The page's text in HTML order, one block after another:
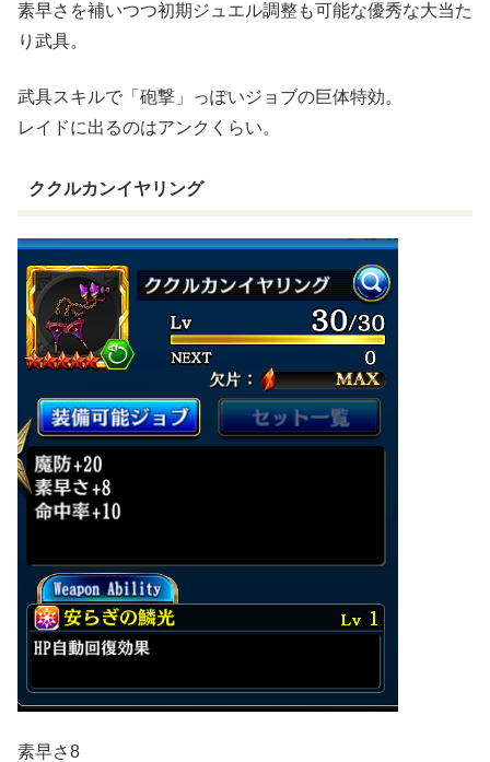
素早さを補いつつ初期ジュエル調整も可能な優秀な大当た
り武具。
武具スキルで「砲撃」っぽいジョブの巨体特効。
レイドに出るのはアンクくらい。
ククルカンイヤリング
素早さ8